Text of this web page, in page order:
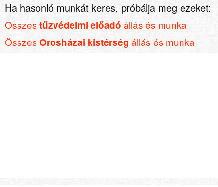
Ha hasonló munkát keres, próbálja meg ezeket:
Összes tűzvédelmi előadó állás és munka
Összes Orosházai kistérség állás és munka